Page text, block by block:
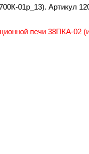
01р_13). Артикул
печи 38ПКА-02